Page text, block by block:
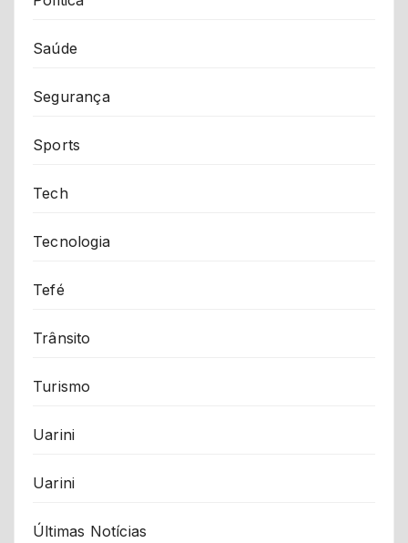
Saúde
Segurança
Sports
Tech
Tecnologia
Tefé
Trânsito
Turismo
Uarini
Uarini
Últimas Notícias